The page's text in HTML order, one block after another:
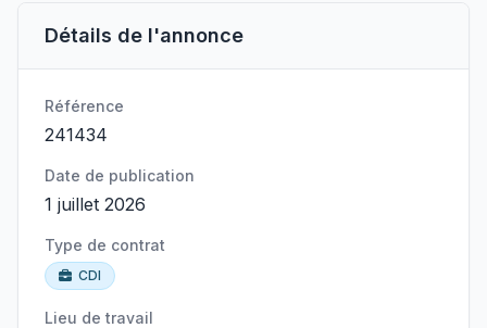
Détails de l'annonce
Référence
241434
Date de publication
1 juillet 2026
Type de contrat
CDI
Lieu de travail